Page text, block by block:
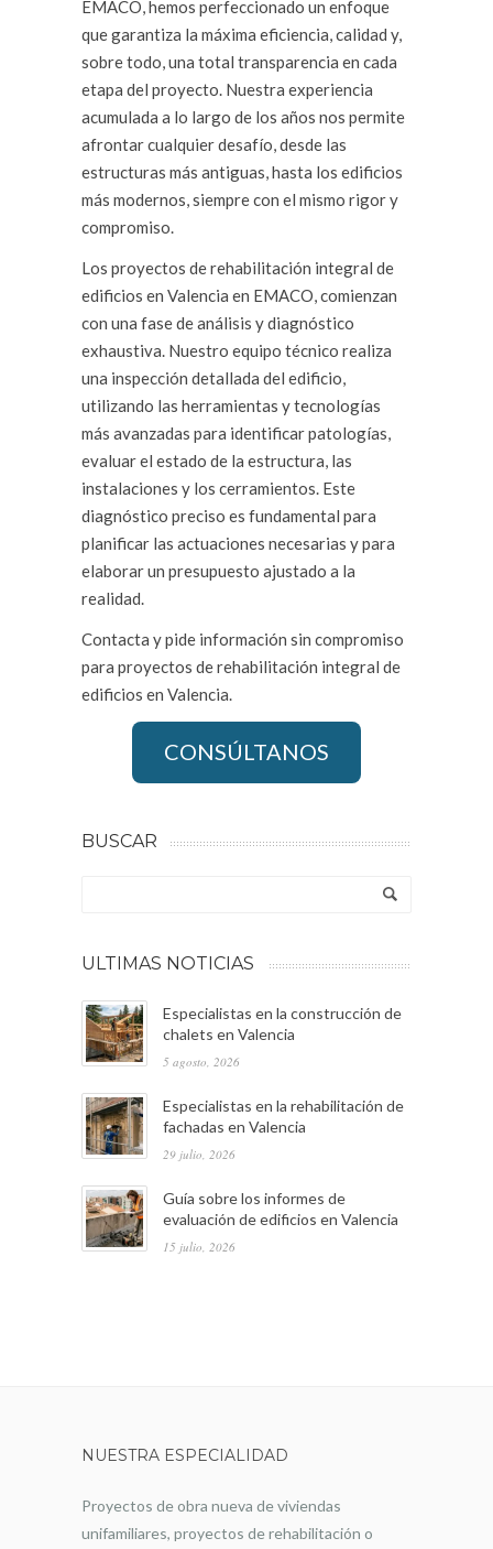
EMACO, hemos perfeccionado un enfoque
que garantiza la máxima eficiencia, calidad y,
sobre todo, una total transparencia en cada
etapa del proyecto. Nuestra experiencia
acumulada a lo largo de los años nos permite
afrontar cualquier desafío, desde las
estructuras más antiguas, hasta los edificios
más modernos, siempre con el mismo rigor y
compromiso.
Los proyectos de rehabilitación integral de
edificios en Valencia en EMACO, comienzan
con una fase de análisis y diagnóstico
exhaustiva. Nuestro equipo técnico realiza
una inspección detallada del edificio,
utilizando las herramientas y tecnologías
más avanzadas para identificar patologías,
evaluar el estado de la estructura, las
instalaciones y los cerramientos. Este
diagnóstico preciso es fundamental para
planificar las actuaciones necesarias y para
elaborar un presupuesto ajustado a la
realidad.
Contacta y pide información sin compromiso
para proyectos de rehabilitación integral de
edificios en Valencia.
CONSÚLTANOS
BUSCAR
ULTIMAS NOTICIAS
Especialistas en la construcción de
chalets en Valencia
5 agosto, 2026
Especialistas en la rehabilitación de
fachadas en Valencia
29 julio, 2026
Guía sobre los informes de
evaluación de edificios en Valencia
15 julio, 2026
NUESTRA ESPECIALIDAD
Proyectos de obra nueva de viviendas
unifamiliares, proyectos de rehabilitación o